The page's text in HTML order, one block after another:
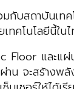
กับสถาบันเท
ทคโนโลยีนี้ใ
Floor และแ
าน จะสร้าง